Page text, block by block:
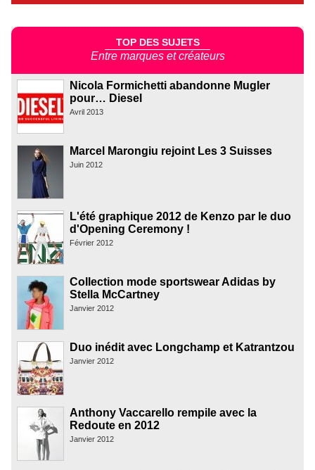
TOP DES SUJETS
Entre marques et créateurs
Nicola Formichetti abandonne Mugler
pour… Diesel
Avril 2013
Marcel Marongiu rejoint Les 3 Suisses
Juin 2012
L'été graphique 2012 de Kenzo par le duo
d'Opening Ceremony !
Février 2012
Collection mode sportswear Adidas by
Stella McCartney
Janvier 2012
Duo inédit avec Longchamp et Katrantzou
Janvier 2012
Anthony Vaccarello rempile avec la
Redoute en 2012
Janvier 2012